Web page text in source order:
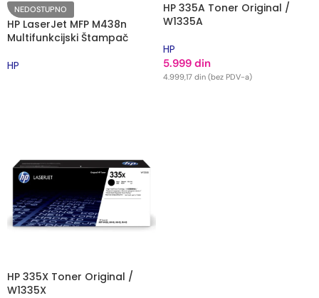
NEDOSTUPNO
HP LaserJet MFP M438n
Multifunkcijski Štampač
HP
HP 335A Toner Original /
W1335A
HP
5.999 din
4.999,17 din (bez PDV-a)
HP 335X Toner Original /
W1335X